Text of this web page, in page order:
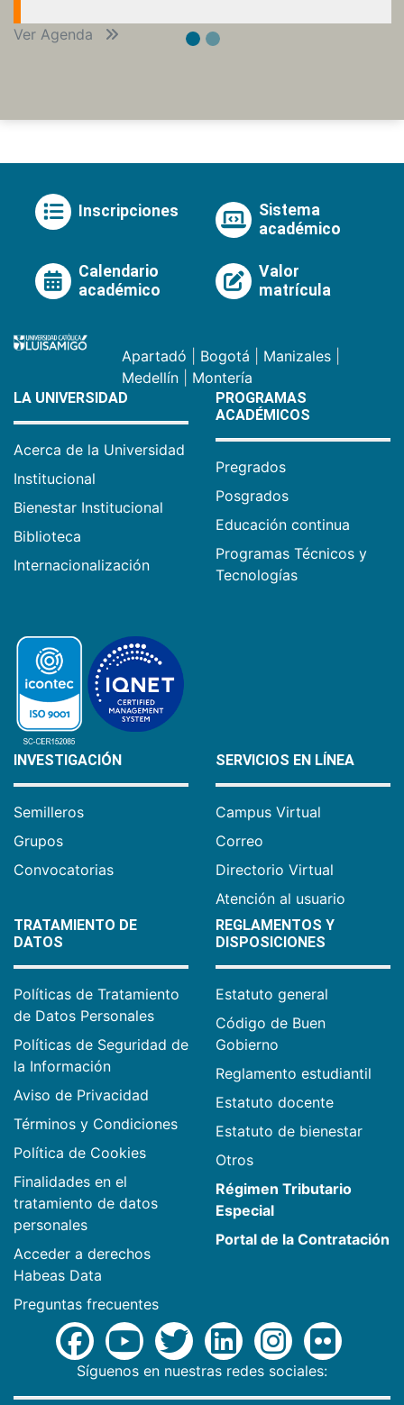
Ver Agenda
Inscripciones
Sistema
académico
Calendario
académico
Valor
matrícula
Apartadó Bogotá Manizales
Medellín
Montería
LA UNIVERSIDAD
Acerca de la Universidad
Institucional
Bienestar Institucional
Biblioteca
Internacionalización
PROGRAMAS
ACADÉMICOS
Pregrados
Posgrados
Educación continua
Programas Técnicos y
Tecnologías
INVESTIGACIÓN
Semilleros
Grupos
Convocatorias
SERVICIOS EN LÍNEA
Campus Virtual
Correo
Directorio Virtual
Atención al usuario
TRATAMIENTO DE
DATOS
Políticas de Tratamiento
de Datos Personales
Políticas de Seguridad de
la Información
Aviso de Privacidad
Términos y Condiciones
Política de Cookies
Finalidades en el
tratamiento de datos
personales
Acceder a derechos
Habeas Data
Preguntas frecuentes
REGLAMENTOS Y
DISPOSICIONES
Estatuto general
Código de Buen
Gobierno
Reglamento estudiantil
Estatuto docente
Estatuto de bienestar
Otros
Régimen Tributario
Especial
Portal de la Contratación
Síguenos en nuestras redes sociales: